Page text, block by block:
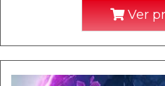
Ver